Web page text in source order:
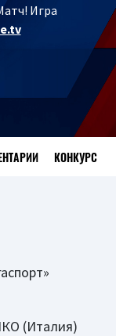
Игра
КОНКУРС
(Италия)